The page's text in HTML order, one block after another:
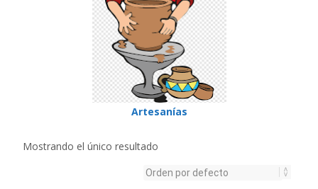
Artesanías
Mostrando el único resultado